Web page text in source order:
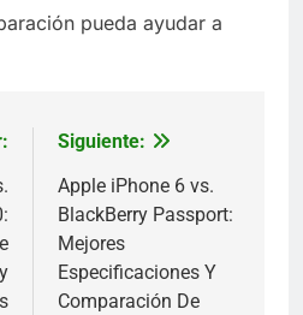
pueda ayudar a
Siguiente:
Apple iPhone 6 vs.
BlackBerry Passport:
Mejores
Especificaciones Y
Comparación De